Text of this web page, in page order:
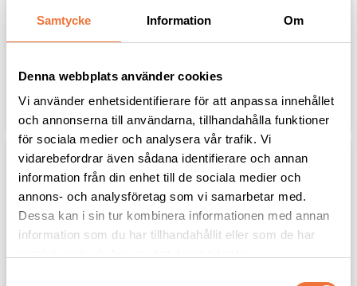
Samtycke Information Om
Denna webbplats använder cookies
Vi använder enhetsidentifierare för att anpassa innehållet
och annonserna till användarna, tillhandahålla funktioner
för sociala medier och analysera vår trafik. Vi
vidarebefordrar även sådana identifierare och annan
information från din enhet till de sociala medier och
annons- och analysföretag som vi samarbetar med.
Dessa kan i sin tur kombinera informationen med annan
information som du har tillhandahållit eller som de har
X-small
47x37x17 cm
Lägg till i favoriter
Large
Lägg